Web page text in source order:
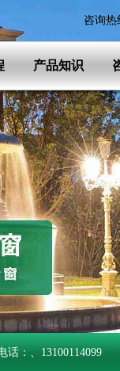
咨询热
产品知识
纱门,框中框金刚网
话：、13100114099